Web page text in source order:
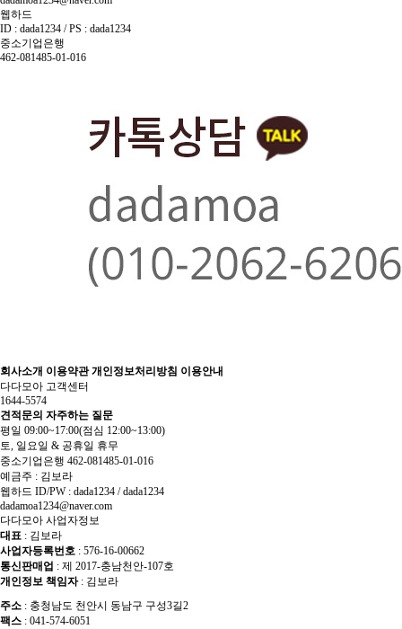
웹하드
ID : dada1234 / PS : dada1234
중소기업은행
462-081485-01-016
회사소개 이용약관 개인정보처리방침 이용안내
다다모아 고객센터
1644-5574
견적문의 자주하는 질문
평일 09:00~17:00(점심 12:00~13:00)
토, 일요일 & 공휴일 휴무
중소기업은행 462-081485-01-016
예금주 : 김보라
웹하드 ID/PW : dada1234 / dada1234
dadamoa1234@naver.com
다다모아 사업자정보
대표 : 김보라
사업자등록번호 : 576-16-00662
통신판매업 : 제 2017-충남천안-107호
개인정보 책임자: 김보라
주소 : 충청남도 천안시 동남구 구성3길2
팩스 : 041-574-6051